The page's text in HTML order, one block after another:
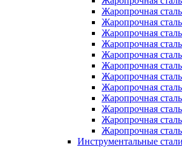
Жаропрочная
Жаропрочная
Жаропрочная
Жаропрочная
Жаропрочная
Жаропрочная
Жаропрочная
Жаропрочная
Жаропрочная
Жаропрочная
Жаропрочная
Жаропрочная
Инструментальные стали